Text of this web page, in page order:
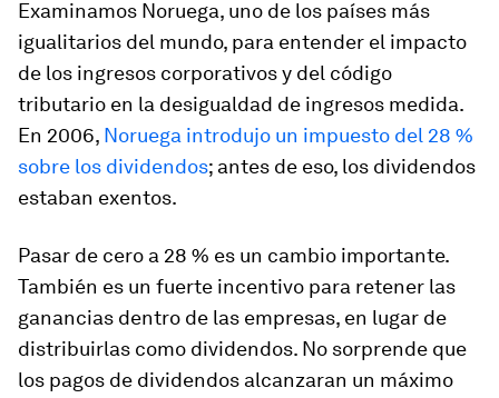
Examinamos Noruega, uno de los países más
igualitarios del mundo, para entender el impacto
de los ingresos corporativos y del código
tributario en la desigualdad de ingresos medida.
En 2006, Noruega introdujo un impuesto del 28 %
sobre los dividendos; antes de eso, los dividendos
estaban exentos.
Pasar de cero a 28 % es un cambio importante.
También es un fuerte incentivo para retener las
ganancias dentro de las empresas, en lugar de
distribuirlas como dividendos. No sorprende que
los pagos de dividendos alcanzaran un máximo